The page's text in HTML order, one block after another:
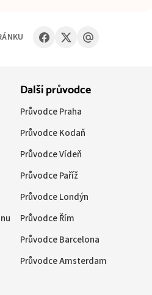
Další průvodce
Průvodce Praha
Průvodce Kodaň
Průvodce Vídeň
Průvodce Paříž
Průvodce Londýn
Průvodce Řím
Průvodce Barcelona
Průvodce Amsterdam